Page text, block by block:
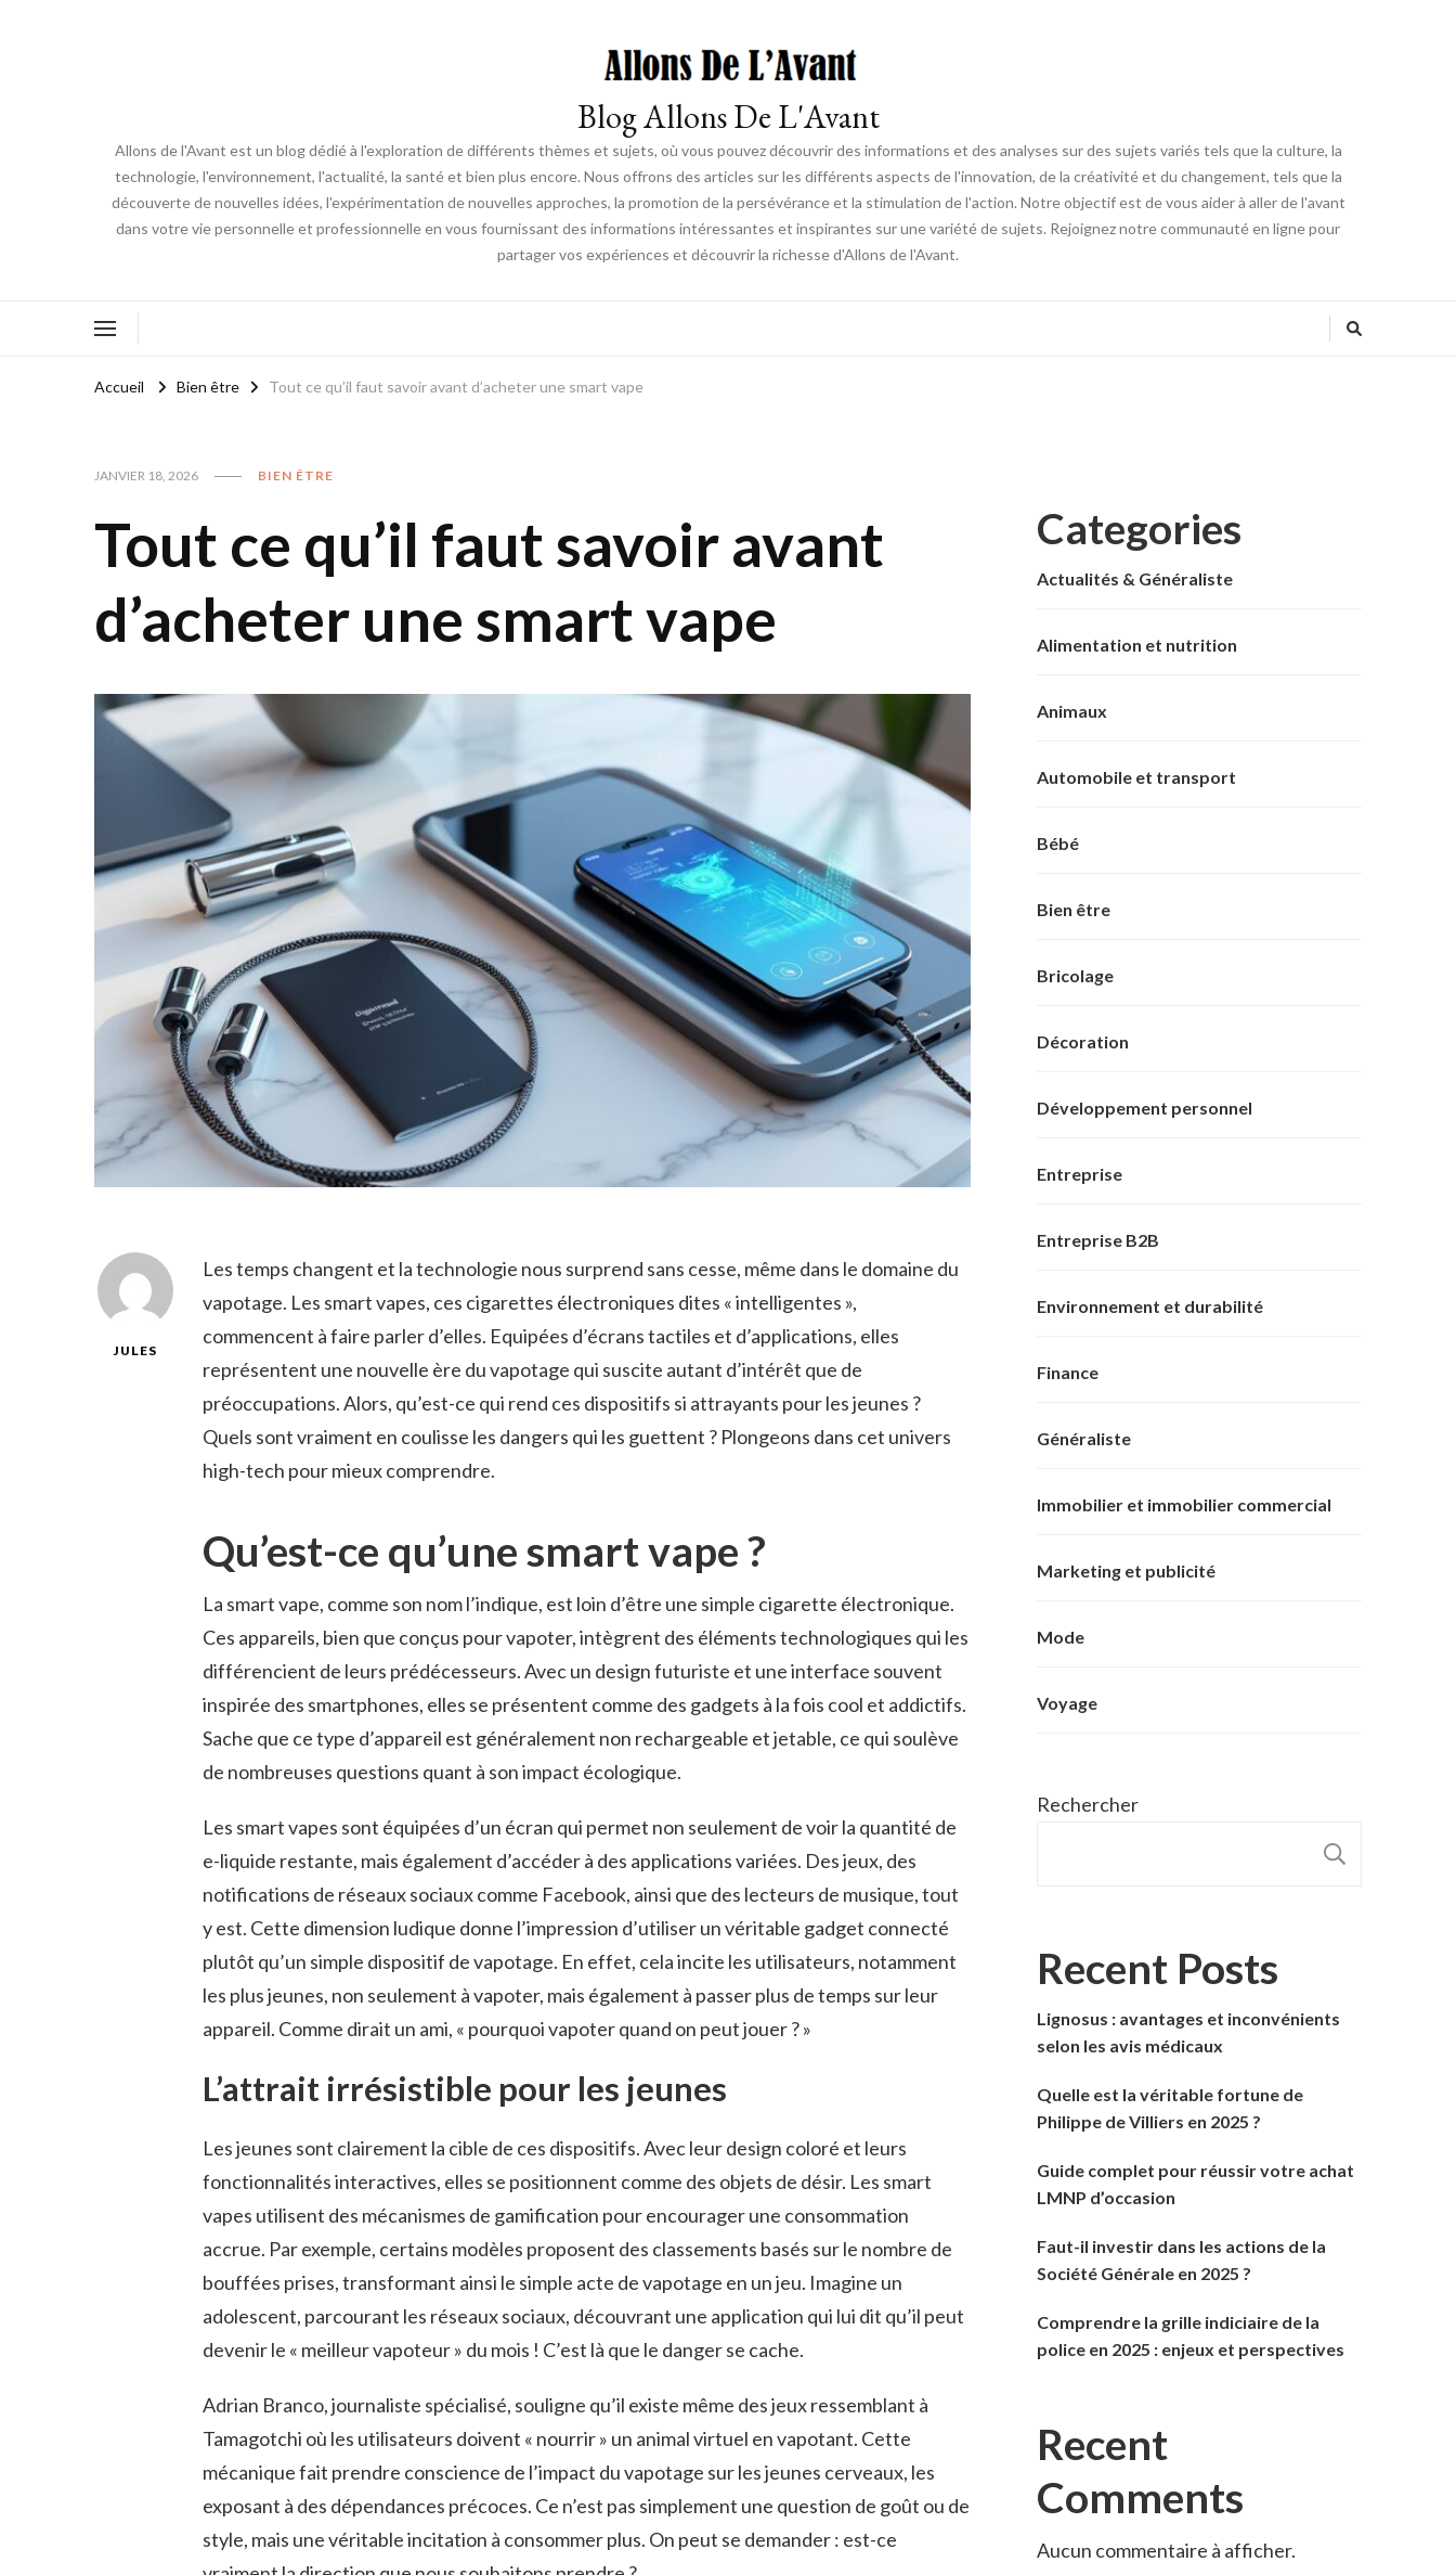
Blog Allons De L'Avant
Allons de l'Avant est un blog dédié à l'exploration de différents thèmes et sujets, où vous pouvez découvrir des informations et des analyses sur des sujets variés tels que la culture, la
technologie, l'environnement, l'actualité, la santé et bien plus encore. Nous offrons des articles sur les différents aspects de l'innovation, de la créativité et du changement, tels que la
découverte de nouvelles idées, l'expérimentation de nouvelles approches, la promotion de la persévérance et la stimulation de l'action. Notre objectif est de vous aider à aller de l'avant
dans votre vie personnelle et professionnelle en vous fournissant des informations intéressantes et inspirantes sur une variété de sujets. Rejoignez notre communauté en ligne pour
partager vos expériences et découvrir la richesse d'Allons de l'Avant.
Accueil Bien être Tout ce qu’il faut savoir avant d’acheter une smart vape
JANVIER 18, 2026 BIEN ÊTRE
Tout ce qu’il faut savoir avant
d’acheter une smart vape
JULES
Les temps changent et la technologie nous surprend sans cesse, même dans le domaine du
vapotage. Les smart vapes, ces cigarettes électroniques dites « intelligentes »,
commencent à faire parler d’elles. Equipées d’écrans tactiles et d’applications, elles
représentent une nouvelle ère du vapotage qui suscite autant d’intérêt que de
préoccupations. Alors, qu’est-ce qui rend ces dispositifs si attrayants pour les jeunes ?
Quels sont vraiment en coulisse les dangers qui les guettent ? Plongeons dans cet univers
high-tech pour mieux comprendre.
Qu’est-ce qu’une smart vape ?
La smart vape, comme son nom l’indique, est loin d’être une simple cigarette électronique.
Ces appareils, bien que conçus pour vapoter, intègrent des éléments technologiques qui les
différencient de leurs prédécesseurs. Avec un design futuriste et une interface souvent
inspirée des smartphones, elles se présentent comme des gadgets à la fois cool et addictifs.
Sache que ce type d’appareil est généralement non rechargeable et jetable, ce qui soulève
de nombreuses questions quant à son impact écologique.
Les smart vapes sont équipées d’un écran qui permet non seulement de voir la quantité de
e-liquide restante, mais également d’accéder à des applications variées. Des jeux, des
notifications de réseaux sociaux comme Facebook, ainsi que des lecteurs de musique, tout
y est. Cette dimension ludique donne l’impression d’utiliser un véritable gadget connecté
plutôt qu’un simple dispositif de vapotage. En effet, cela incite les utilisateurs, notamment
les plus jeunes, non seulement à vapoter, mais également à passer plus de temps sur leur
appareil. Comme dirait un ami, « pourquoi vapoter quand on peut jouer ? »
L’attrait irrésistible pour les jeunes
Les jeunes sont clairement la cible de ces dispositifs. Avec leur design coloré et leurs
fonctionnalités interactives, elles se positionnent comme des objets de désir. Les smart
vapes utilisent des mécanismes de gamification pour encourager une consommation
accrue. Par exemple, certains modèles proposent des classements basés sur le nombre de
bouffées prises, transformant ainsi le simple acte de vapotage en un jeu. Imagine un
adolescent, parcourant les réseaux sociaux, découvrant une application qui lui dit qu’il peut
devenir le « meilleur vapoteur » du mois ! C’est là que le danger se cache.
Adrian Branco, journaliste spécialisé, souligne qu’il existe même des jeux ressemblant à
Tamagotchi où les utilisateurs doivent « nourrir » un animal virtuel en vapotant. Cette
mécanique fait prendre conscience de l’impact du vapotage sur les jeunes cerveaux, les
exposant à des dépendances précoces. Ce n’est pas simplement une question de goût ou de
style, mais une véritable incitation à consommer plus. On peut se demander : est-ce
Categories
Actualités & Généraliste
Alimentation et nutrition
Animaux
Automobile et transport
Bébé
Bien être
Bricolage
Décoration
Développement personnel
Entreprise
Entreprise B2B
Environnement et durabilité
Finance
Généraliste
Immobilier et immobilier commercial
Marketing et publicité
Mode
Voyage
Rechercher
Recent Posts
Lignosus : avantages et inconvénients
selon les avis médicaux
Quelle est la véritable fortune de
Philippe de Villiers en 2025 ?
Guide complet pour réussir votre achat
LMNP d’occasion
Faut-il investir dans les actions de la
Société Générale en 2025 ?
Comprendre la grille indiciaire de la
police en 2025 : enjeux et perspectives
Recent
Comments
Aucun commentaire à afficher.